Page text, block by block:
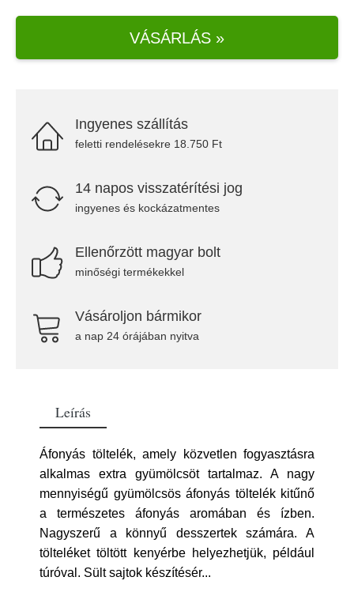
VÁSÁRLÁS »
Ingyenes szállítás
feletti rendelésekre 18.750 Ft
14 napos visszatérítési jog
ingyenes és kockázatmentes
Ellenőrzött magyar bolt
minőségi termékekkel
Vásároljon bármikor
a nap 24 órájában nyitva
Leírás
Áfonyás töltelék, amely közvetlen fogyasztásra
alkalmas extra gyümölcsöt tartalmaz. A nagy
mennyiségű gyümölcsös áfonyás töltelék kitűnő
a természetes áfonyás aromában és ízben.
Nagyszerű a könnyű desszertek számára. A
tölteléket töltött kenyérbe helyezhetjük, például
túróval. Sült sajtok készítésér...